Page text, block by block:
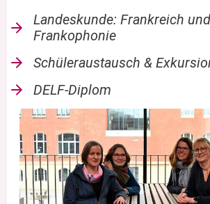
Landeskunde: Frankreich
Frankophonie
Schüleraustausch &
DELF-Diplom